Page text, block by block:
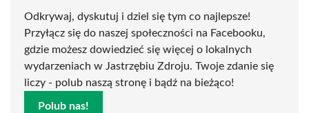
Odkrywaj, dyskutuj i dziel się tym co najlepsze!
Przyłącz się do naszej społeczności na Facebooku,
gdzie możesz dowiedzieć się więcej o lokalnych
wydarzeniach w Jastrzębiu Zdroju. Twoje zdanie się
liczy - polub naszą stronę i bądź na bieżąco!
Polub nas!